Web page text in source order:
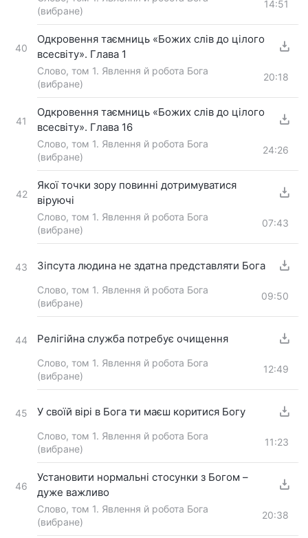
(вибране)
14:51
40
Одкровення таємниць «Божих слів до цілого
всесвіту». Глава 1
Слово, том 1. Явлення й робота Бога
(вибране)
20:18
41
Одкровення таємниць «Божих слів до цілого
всесвіту». Глава 16
Слово, том 1. Явлення й робота Бога
(вибране)
24:26
42
Якої точки зору повинні дотримуватися
віруючі
Слово, том 1. Явлення й робота Бога
(вибране)
07:43
43 Зіпсута людина не здатна представляти Бога
Слово, том 1. Явлення й робота Бога
(вибране)
09:50
44 Релігійна служба потребує очищення
Слово, том 1. Явлення й робота Бога
(вибране)
12:49
45 У своїй вірі в Бога ти маєш коритися Богу
Слово, том 1. Явлення й робота Бога
(вибране)
11:23
46
Установити нормальні стосунки з Богом –
дуже важливо
Слово, том 1. Явлення й робота Бога
(вибране)
20:38